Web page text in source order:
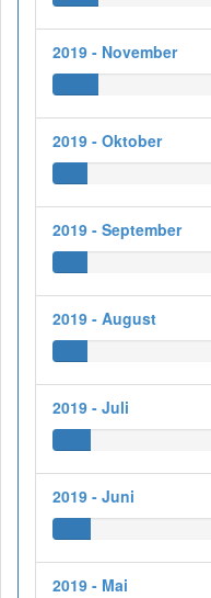
2019 - November
2019 - Oktober
2019 - September
2019 - August
2019 - Juli
2019 - Juni
2019 - Mai